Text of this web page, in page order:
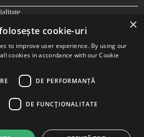
×
cookie-uri
to improve user experience. By using our
cookies in accordance with our Cookie
DE PERFORMANȚĂ
DE FUNCŢIONALITATE